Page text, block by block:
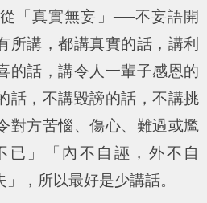
「真實無妄」──不妄語開
所講，都講真實的話，講利
的話，講令人一輩子感恩的
話，不講毀謗的話，不講挑
對方苦惱、傷心、難過或尷
已 」「 內不自誣，外不自
」，所以最好是少講話。